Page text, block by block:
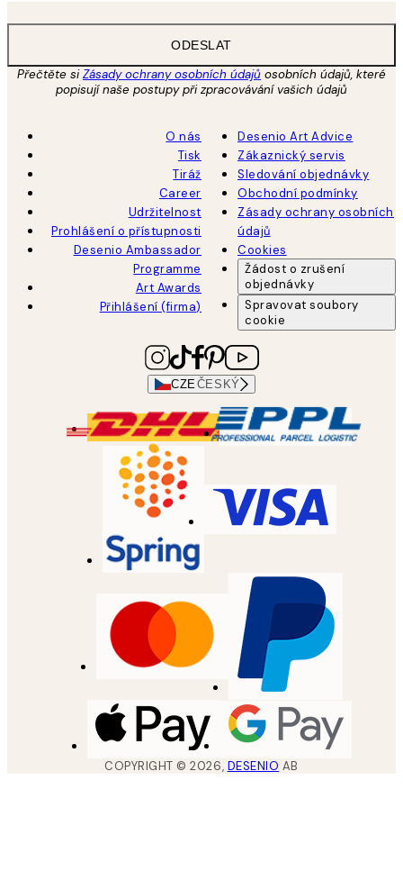
ODESLAT
Přečtěte siZásady ochrany osobních údajů osobních údajů, které
popisují naše postupy při zpracovávání vašich údajů
O nás
Tisk
Tiráž
Career
Udržitelnost
Prohlášení o přístupnosti
Desenio Ambassador
Programme
Art Awards
Přihlášení (firma)
Desenio Art Advice
Zákaznický servis
Sledování objednávky
Obchodní podmínky
Zásady ochrany osobních
údajů
Cookies
Žádost o zrušení
objednávky
Spravovat soubory
cookie
CZEČESKÝ
COPYRIGHT ©2026, DESENIO AB